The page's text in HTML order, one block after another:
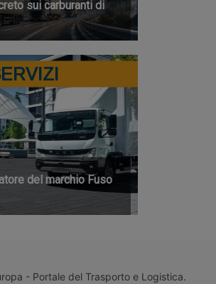
sui carburanti di
del marchio Fuso
- Portale del Trasporto e Logistica.